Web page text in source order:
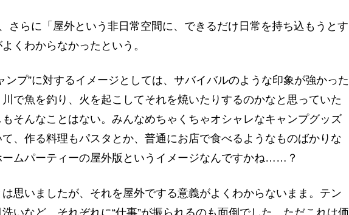
さらに「屋外という非日常空間に、できるだけ日常を持ち込もうとす
くわからなかったという。
ンプ”に対するイメージとしては、サバイバルのような印象が強かった
川で魚を釣り、火を起こしてそれを焼いたりするのかなと思っていた
もそんなことはない。みんなめちゃくちゃオシャレなキャンプグッズ
て、作る料理もパスタとか、普通にお店で食べるようなものばかりな
ームパーティーの屋外版というイメージなんですかね……？
思いましたが、それを屋外でする意義がよくわからないまま。テン
洗いなど、それぞれに“仕事”が振られるのも面倒でした。ただこれは価